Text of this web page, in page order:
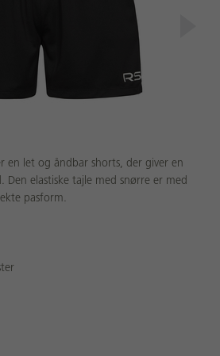
en let og åndbar shorts, der giver en
Den elastiske tajle med snørre er med
pasform.